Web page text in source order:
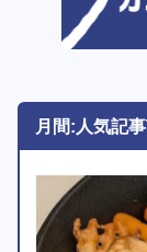
月間:人気記